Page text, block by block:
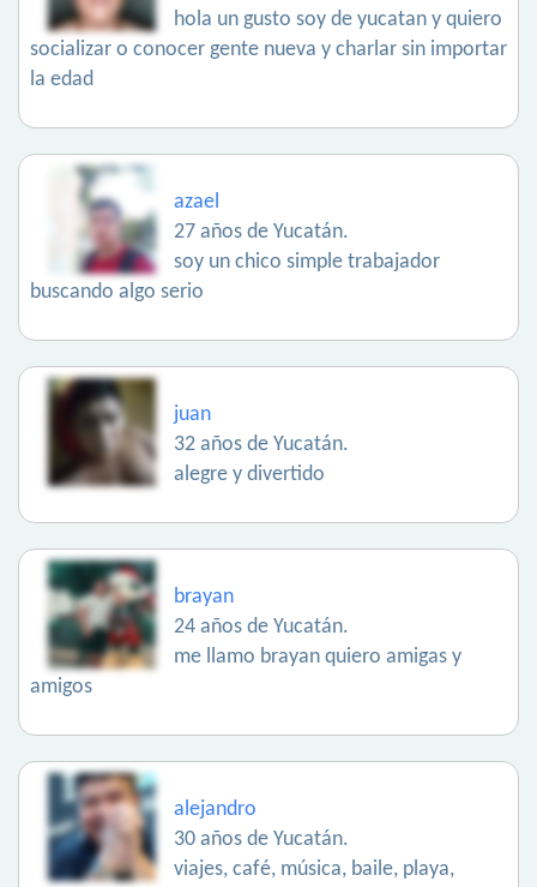
hola un gusto soy de yucatan y quiero
socializar o conocer gente nueva y charlar sin importar
la edad
azael
27 años de Yucatán.
soy un chico simple trabajador
buscando algo serio
juan
32 años de Yucatán.
alegre y divertido
brayan
24 años de Yucatán.
me llamo brayan quiero amigas y
amigos
alejandro
30 años de Yucatán.
viajes, café, música, baile, playa,